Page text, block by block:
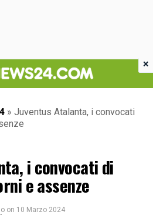
» Juventus Atalanta, i convocati
i convocati di
e assenze
on 10 Marzo 2024
×